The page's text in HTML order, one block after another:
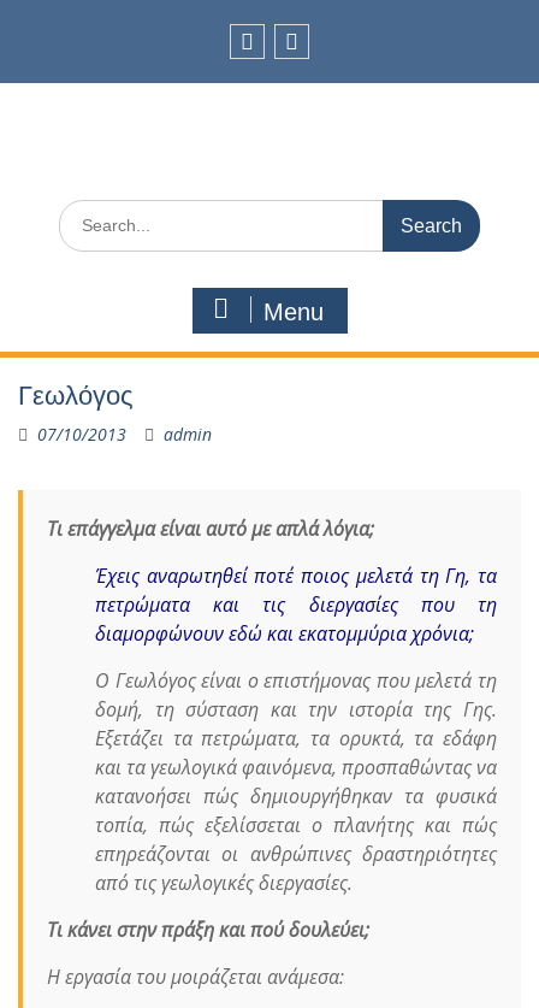
Search
for:
Menu
Γεωλόγος
07/10/2013 admin
Τι επάγγελμα είναι αυτό με απλά λόγια;
Έχεις αναρωτηθεί ποτέ ποιος μελετά τη Γη, τα
πετρώματα και τις διεργασίες που τη
διαμορφώνουν εδώ και εκατομμύρια χρόνια;
Ο Γεωλόγος είναι ο επιστήμονας που μελετά τη
δομή, τη σύσταση και την ιστορία της Γης.
Εξετάζει τα πετρώματα, τα ορυκτά, τα εδάφη
και τα γεωλογικά φαινόμενα, προσπαθώντας να
κατανοήσει πώς δημιουργήθηκαν τα φυσικά
τοπία, πώς εξελίσσεται ο πλανήτης και πώς
επηρεάζονται οι ανθρώπινες δραστηριότητες
από τις γεωλογικές διεργασίες.
Τι κάνει στην πράξη και πού δουλεύει;
Η εργασία του μοιράζεται ανάμεσα: